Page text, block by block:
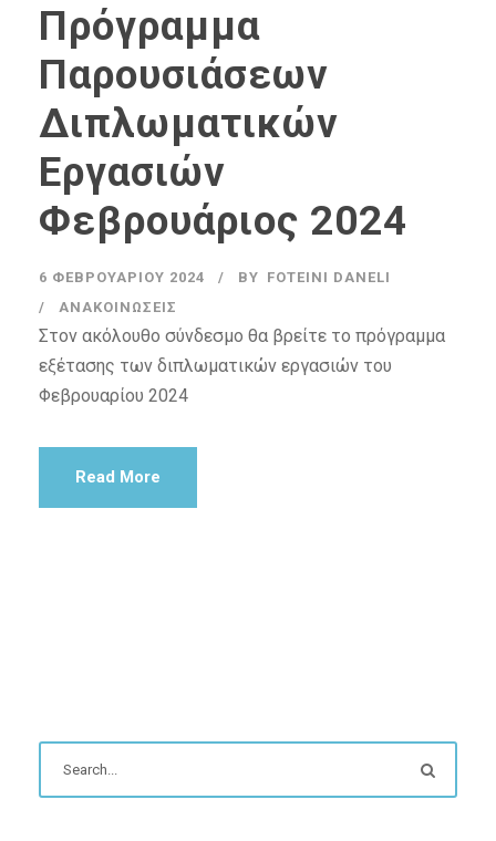
Πρόγραμμα
Παρουσιάσεων
Διπλωματικών
Εργασιών
Φεβρουάριος 2024
6 ΦΕΒΡΟΥΑΡΊΟΥ 2024 BY FOTEINI DANELI
ΑΝΑΚΟΙΝΏΣΕΙΣ
Στον ακόλουθο σύνδεσμο θα βρείτε το πρόγραμμα
εξέτασης των διπλωματικών εργασιών του
Φεβρουαρίου 2024
Read More